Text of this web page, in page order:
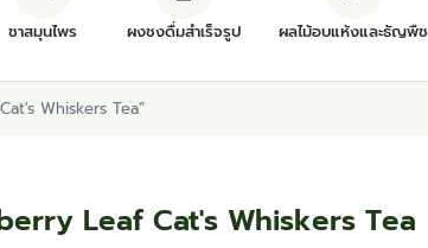
ชาสมุนไพร ผงชงดื่มสำเร็จรูป ผลไม้อบแห้งและธัญพืช
Whiskers Tea”
Leaf Cat's Whiskers Tea